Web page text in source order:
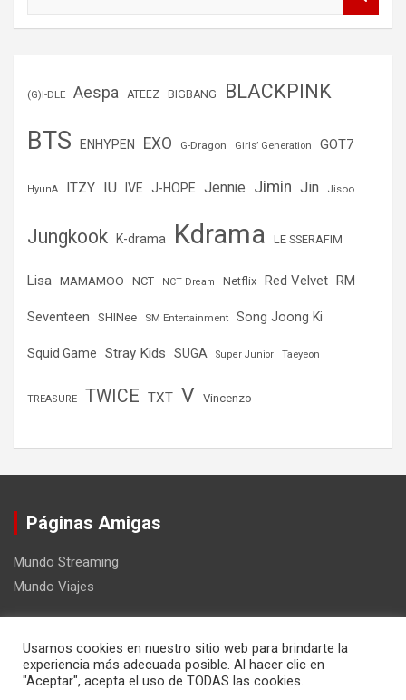
(G)I-DLE Aespa ATEEZ BIGBANG BLACKPINK
BTS ENHYPEN EXO G-Dragon Girls’ Generation GOT7
HyunA ITZY IU IVE J-HOPE Jennie Jimin Jin Jisoo
Jungkook K-drama Kdrama LE SSERAFIM
Lisa MAMAMOO NCT NCT Dream Netflix Red Velvet RM
Seventeen SHINee SM Entertainment Song Joong Ki
Squid Game Stray Kids SUGA Super Junior Taeyeon
TREASURE TWICE TXT V Vincenzo
Páginas Amigas
Mundo Streaming
Mundo Viajes
Usamos cookies en nuestro sitio web para brindarte la
experiencia más adecuada posible. Al hacer clic en
"Aceptar", acepta el uso de TODAS las cookies.